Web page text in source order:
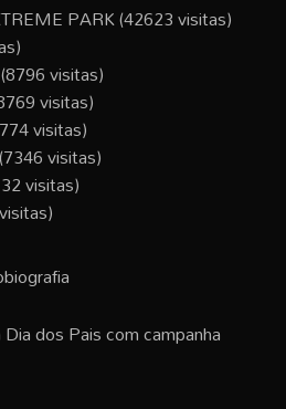
PARK(42623 visitas)
(8796 visitas)
visitas)
visitas)
(7346 visitas)
visitas)
dos Pais com campanha